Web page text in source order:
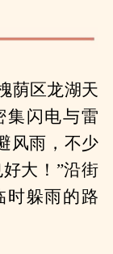
荫区龙湖天
集闪电与雷
风雨，不少
大！”沿街
时躲雨的路